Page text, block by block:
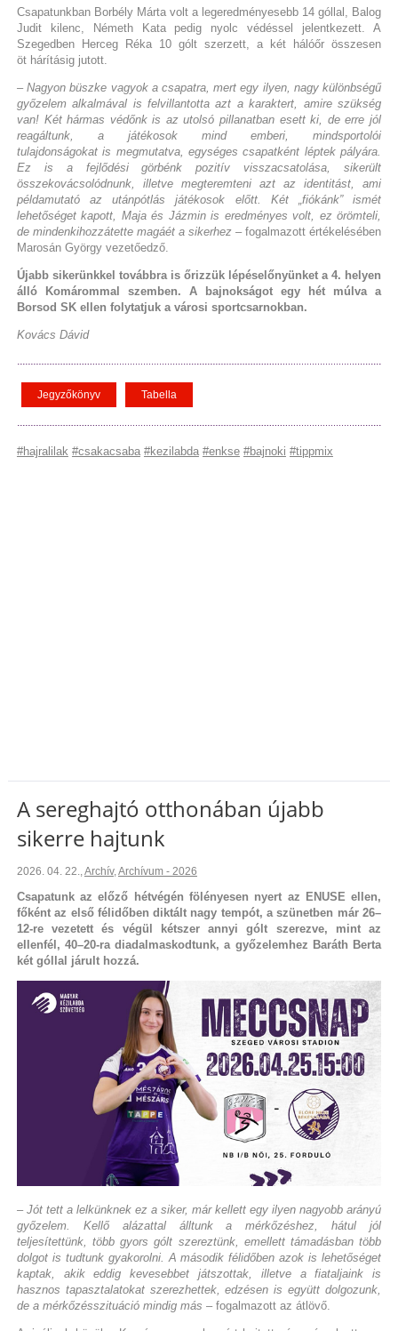
Csapatunkban Borbély Márta volt a legeredményesebb 14 góllal, Balog
Judit kilenc, Németh Kata pedig nyolc védéssel jelentkezett. A
Szegedben Herceg Réka 10 gólt szerzett, a két hálóőr összesen
öt hárításig jutott.
– Nagyon büszke vagyok a csapatra, mert egy ilyen, nagy különbségű
győzelem alkalmával is felvillantotta azt a karaktert, amire szükség
van! Két hármas védőnk is az utolsó pillanatban esett ki, de erre jól
reagáltunk, a játékosok mind emberi, mindsportolói
tulajdonságokat is megmutatva, egységes csapatként léptek pályára.
Ez is a fejlődési görbénk pozitív visszacsatolása, sikerült
összekovácsolódnunk, illetve megteremteni azt az identitást, ami
példamutató az utánpótlás játékosok előtt. Két „fiókánk” ismét
lehetőséget kapott, Maja és Jázmin is eredményes volt, ez örömteli,
de mindenkihozzátette magáét a sikerhez – fogalmazott értékelésében
Marosán György vezetőedző.
Újabb sikerünkkel továbbra is őrizzük lépéselőnyünket a 4. helyen
álló Komárommal szemben. A bajnokságot egy hét múlva a
Borsod SK ellen folytatjuk a városi sportcsarnokban.
Kovács Dávid
Jegyzőkönyv Tabella
#hajralilak #csakacsaba #kezilabda #enkse #bajnoki #tippmix
A sereghajtó otthonában újabb
sikerre hajtunk
2026. 04. 22.,Archív,Archívum - 2026
Csapatunk az előző hétvégén fölényesen nyert az ENUSE ellen,
főként az első félidőben diktált nagy tempót, a szünetben már 26–
12-re vezetett és végül kétszer annyi gólt szerezve, mint az
ellenfél, 40–20-ra diadalmaskodtunk, a győzelemhez Baráth Berta
két góllal járult hozzá.
– Jót tett a lelkünknek ez a siker, már kellett egy ilyen nagyobb arányú
győzelem. Kellő alázattal álltunk a mérkőzéshez, hátul jól
teljesítettünk, több gyors gólt szereztünk, emellett támadásban több
dolgot is tudtunk gyakorolni. A második félidőben azok is lehetőséget
kaptak, akik eddig kevesebbet játszottak, illetve a fiataljaink is
hasznos tapasztalatokat szerezhettek, edzésen is együtt dolgozunk,
de a mérkőzésszituáció mindig más – fogalmazott az átlövő.